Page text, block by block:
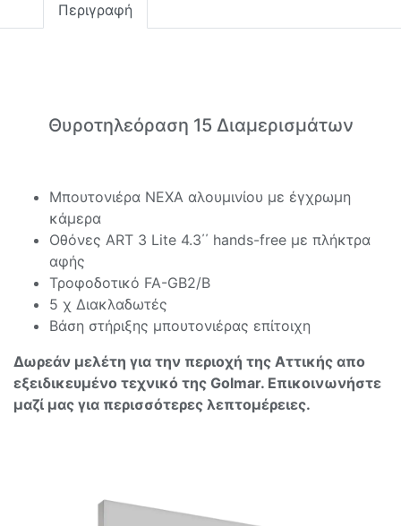
Περιγραφή
Θυροτηλεόραση 15 Διαμερισμάτων
Μπουτονιέρα NEXA αλουμινίου με έγχρωμη
κάμερα
Οθόνες ART 3 Lite 4.3΄΄ hands-free με πλήκτρα
αφής
Τροφοδοτικό FA-GB2/B
5 χ Διακλαδωτές
Βάση στήριξης μπουτονιέρας επίτοιχη
Δωρεάν μελέτη για την περιοχή της Αττικής απο
εξειδικευμένο τεχνικό της Golmar. Επικοινωνήστε
μαζί μας για περισσότερες λεπτομέρειες.